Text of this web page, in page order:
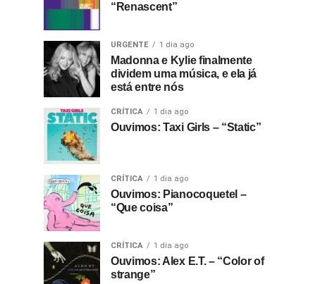
“Renascent”
URGENTE 1 dia ago
Madonna e Kylie finalmente
dividem uma música, e ela já
está entre nós
CRÍTICA 1 dia ago
Ouvimos: Taxi Girls – “Static”
CRÍTICA 1 dia ago
Ouvimos: Pianocoquetel –
“Que coisa”
CRÍTICA 1 dia ago
Ouvimos: Alex E.T. – “Color of
strange”